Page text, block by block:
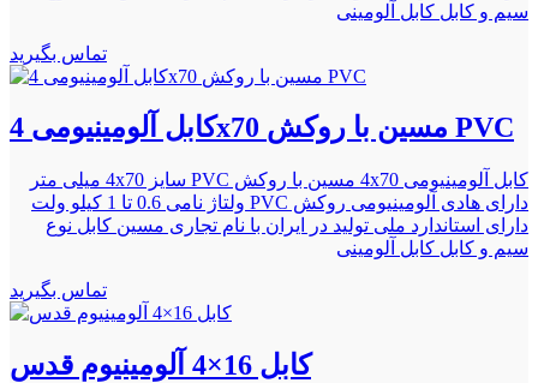
سیم و کابل کابل آلومینی
تماس بگیرید
کابل آلومینیومی 4x70 مسین با روکش PVC
کابل آلومینیومی 4x70 مسین با روکش PVC سایز 4x70 میلی متر
دارای هادی آلومینیومی روکش PVC ولتاژ نامی 0.6 تا 1 کیلو ولت
دارای استاندارد ملی تولید در ایران با نام تجاری مسین کابل نوع
سیم و کابل کابل آلومینی
تماس بگیرید
کابل 16×4 آلومینیوم قدس